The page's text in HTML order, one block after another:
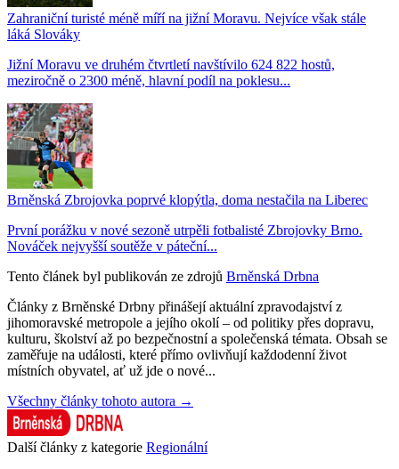
Zahraniční turisté méně míří na jižní Moravu. Nejvíce však stále
láká Slováky
Jižní Moravu ve druhém čtvrtletí navštívilo 624 822 hostů,
meziročně o 2300 méně, hlavní podíl na poklesu...
Brněnská Zbrojovka poprvé klopýtla, doma nestačila na Liberec
První porážku v nové sezoně utrpěli fotbalisté Zbrojovky Brno.
Nováček nejvyšší soutěže v páteční...
Tento článek byl publikován ze zdrojů Brněnská Drbna
Články z Brněnské Drbny přinášejí aktuální zpravodajství z
jihomoravské metropole a jejího okolí – od politiky přes dopravu,
kulturu, školství až po bezpečnostní a společenská témata. Obsah se
zaměřuje na události, které přímo ovlivňují každodenní život
místních obyvatel, ať už jde o nové...
Všechny články tohoto autora →
Další články z kategorie Regionální